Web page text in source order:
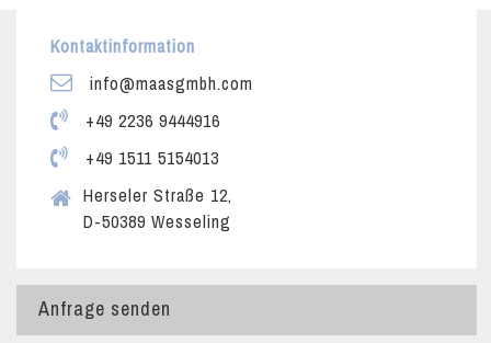
Kontaktinformation
info@maasgmbh.com
+49 2236 9444916
+49 1511 5154013
Herseler Straße 12,
D-50389 Wesseling
Anfrage senden